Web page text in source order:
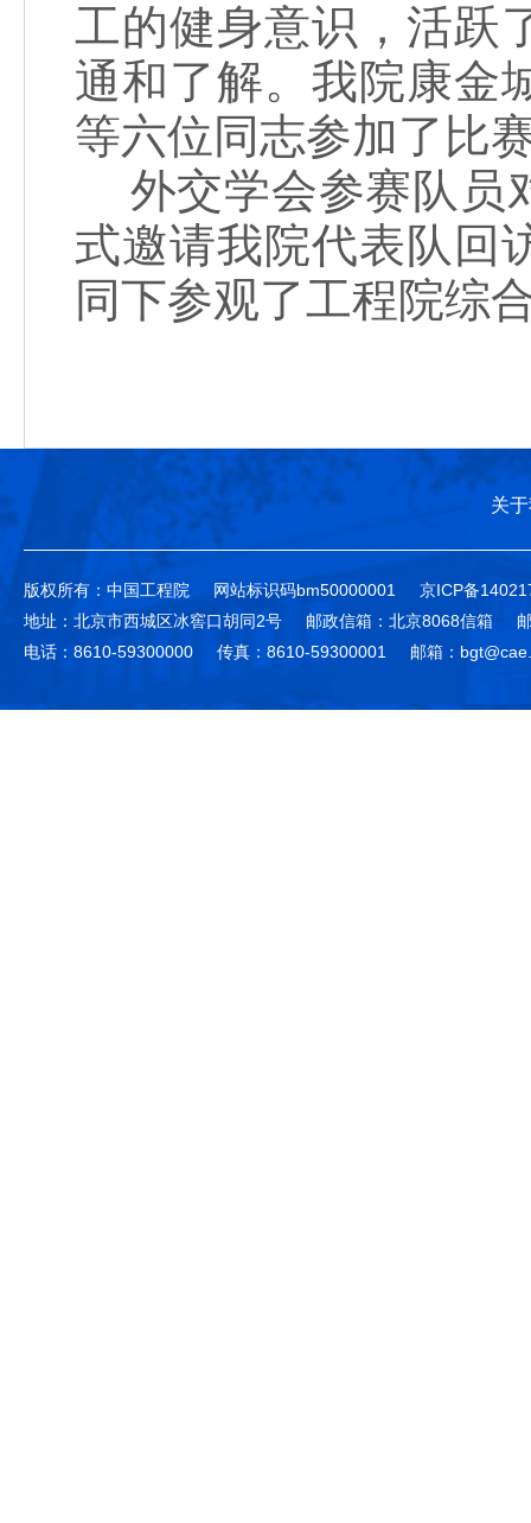
工的健身意识，活跃
通和了解。我院康金
等六位同志参加了比
外交学会参赛队员
式邀请我院代表队回
同下参观了工程院综
关
版权所有：中国工程院 网站标识码bm50000001
京ICP备
地址：北京市西城区冰窖口胡同2号
邮政信箱：北京8068信箱
电话：8610-59300000
传真：8610-59300001 邮箱：